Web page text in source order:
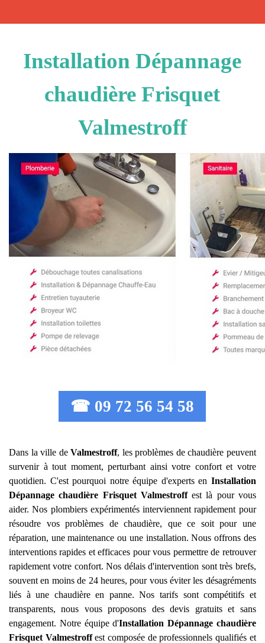
Installation Dépannage
chaudière Frisquet
Valmestroff
☎ 09 72 56 54 58
Dans la ville deValmestroff, les problèmes de chaudière peuvent
survenir à tout moment, perturbant ainsi votre confort et votre
quotidien. C'est pourquoi notre équipe d'experts en Installation
Dépannage chaudière Frisquet Valmestroffest là pour vous
aider. Nos plombiers expérimentés interviennent rapidement pour
résoudre vos problèmes de chaudière, que ce soit pour une
réparation, une maintenance ou une installation. Nous offrons des
interventions rapides et efficaces pour vous permettre de retrouver
rapidement votre confort. Nos délais d'intervention sont très brefs,
souvent en moins de 24 heures, pour vous éviter les désagréments
liés à une chaudière en panne. Nos tarifs sont compétitifs et
transparents, nous vous proposons des devis gratuits et sans
engagement. Notre équipe d'Installation Dépannage chaudière
Frisquet Valmestroffest composée de professionnels qualifiés et